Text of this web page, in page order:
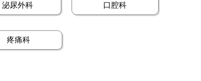
泌尿外科 口腔科
疼痛科